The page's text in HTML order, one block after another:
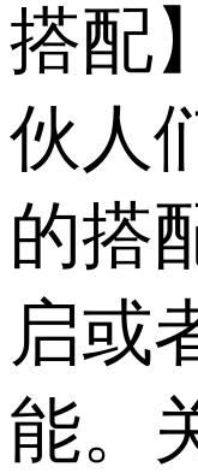
搭配
伙人
的搭
启或
能。